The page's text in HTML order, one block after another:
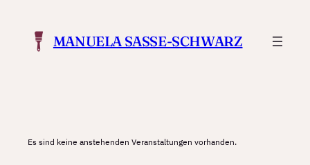
MANUELA SASSE-SCHWARZ
Es sind keine anstehenden Veranstaltungen vorhanden.